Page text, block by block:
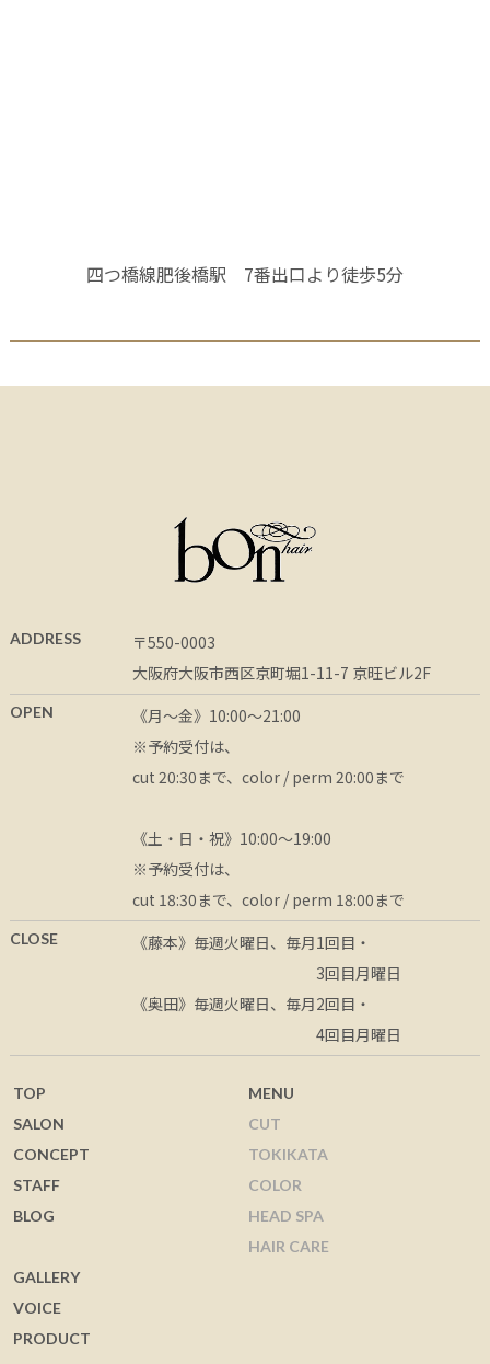
四つ橋線肥後橋駅 7番出口より徒歩5分
ADDRESS
〒550-0003
大阪府大阪市西区京町堀1-11-7 京旺ビル2F
OPEN
《月〜金》10:00〜21:00
※予約受付は、
cut 20:30まで、color / perm 20:00まで
《土・日・祝》10:00〜19:00
※予約受付は、
cut 18:30まで、color / perm 18:00まで
CLOSE 《藤本》毎週火曜日、 毎月1回目・
3回目月曜日
《奥田》毎週火曜日、毎月2回目・
4回目月曜日
TOP
SALON
CONCEPT
STAFF
BLOG
MENU
CUT
TOKIKATA
COLOR
HEAD SPA
HAIR CARE
GALLERY
VOICE
PRODUCT